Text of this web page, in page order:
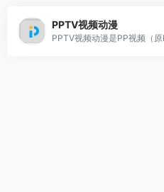
PPTV视频动漫